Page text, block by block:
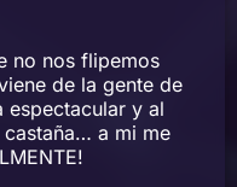
no nos flipemos
de la gente de
espectacular y al
a mi me